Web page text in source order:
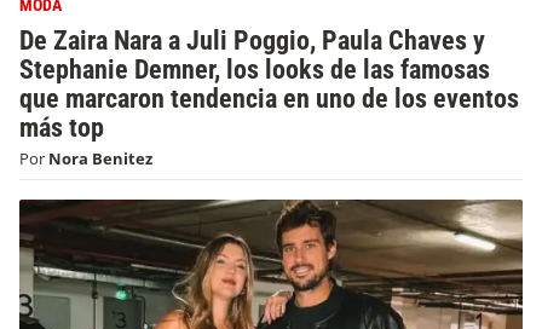
MODA
De Zaira Nara a Juli Poggio, Paula Chaves y
Stephanie Demner, los looks de las famosas
que marcaron tendencia en uno de los eventos
más top
Por Nora Benitez